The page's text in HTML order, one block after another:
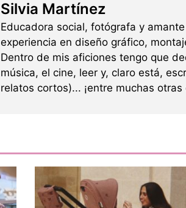
Silvia Martínez
Educadora social, fotógrafa y
experiencia en diseño gráfico,
Dentro de mis aficiones tengo que
música, el cine, leer y, claro está,
relatos cortos)... ¡entre muchas otras